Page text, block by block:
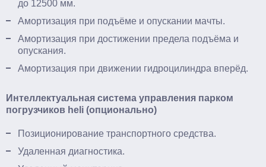
до 12500 мм.
Амортизация при подъёме и опускании мачты.
Амортизация при достижении предела подъёма и
опускания.
Амортизация при движении гидроцилиндра вперёд.
Интеллектуальная система управления парком
погрузчиков heli (опционально)
Позиционирование транспортного средства.
Удаленная диагностика.